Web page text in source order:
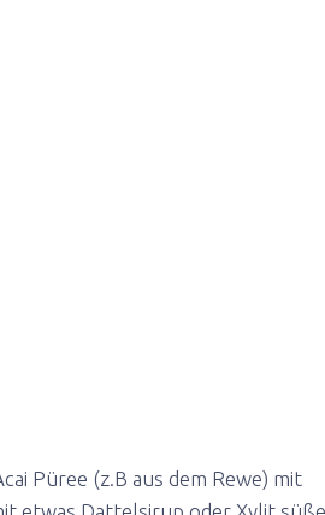
Püree (z.B aus dem Rewe) mit